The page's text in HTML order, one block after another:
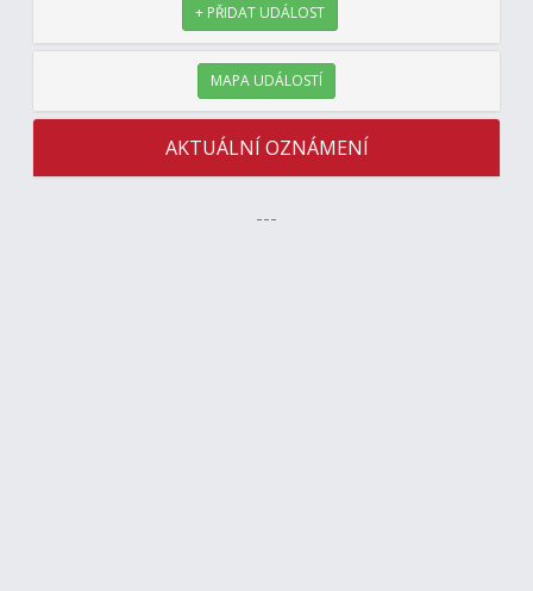
+ PŘIDAT UDÁLOST
MAPA UDÁLOSTÍ
AKTUÁLNÍ OZNÁMENÍ
---